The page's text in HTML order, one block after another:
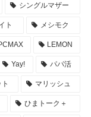
シングルマザー
ト メシモク
LEMON
Yay! パパ活
マリッシュ
ひまトーク＋